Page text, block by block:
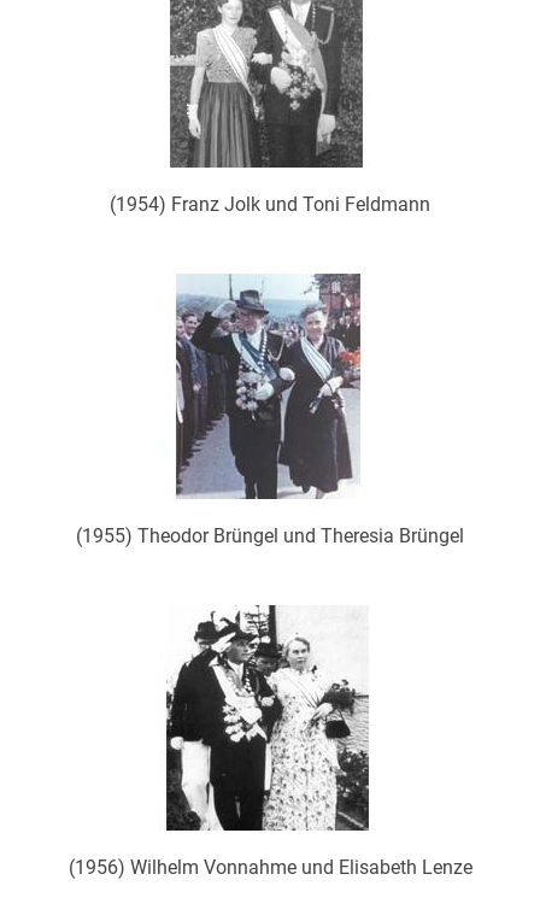
(1954) Franz Jolk und Toni Feldmann
(1955) Theodor Brüngel und Theresia Brüngel
(1956) Wilhelm Vonnahme und Elisabeth Lenze